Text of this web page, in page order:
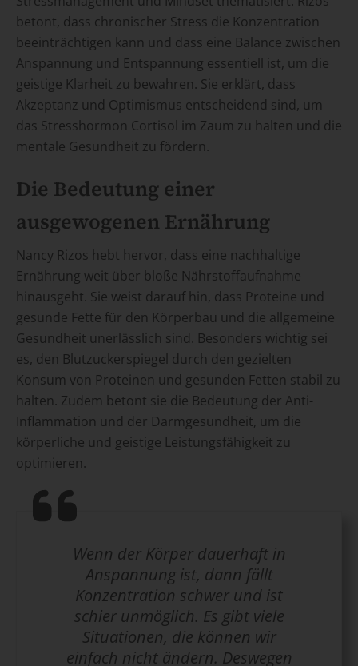
betont, dass chronischer Stress die Konzentration
beeinträchtigen kann und dass eine Balance zwischen
Anspannung und Entspannung essentiell ist, um die
geistige Klarheit zu bewahren. Sie erklärt, dass
Akzeptanz und Optimismus entscheidend sind, um
das Stresshormon Cortisol im Zaum zu halten und die
mentale Gesundheit zu fördern.
Die Bedeutung einer
ausgewogenen Ernährung
Nancy Rizos hebt hervor, dass eine nachhaltige
Ernährung weit über bloße Nährstoffaufnahme
hinausgeht. Sie weist darauf hin, dass Proteine und
gesunde Fette für den Körperbau und die allgemeine
Gesundheit unerlässlich sind. Besonders wichtig sei
es, den Blutzuckerspiegel durch den gezielten
Konsum von Proteinen und gesunden Fetten stabil zu
halten. Zudem betont sie die Bedeutung der Anti-
Inflammation und der Darmgesundheit, um die
körperliche und geistige Leistungsfähigkeit zu
optimieren.
Wenn der Körper dauerhaft in
Anspannung ist, dann fällt
Konzentration schwer und ist
schier unmöglich. Es gibt viele
Situationen, die können wir
einfach nicht ändern. Deswegen